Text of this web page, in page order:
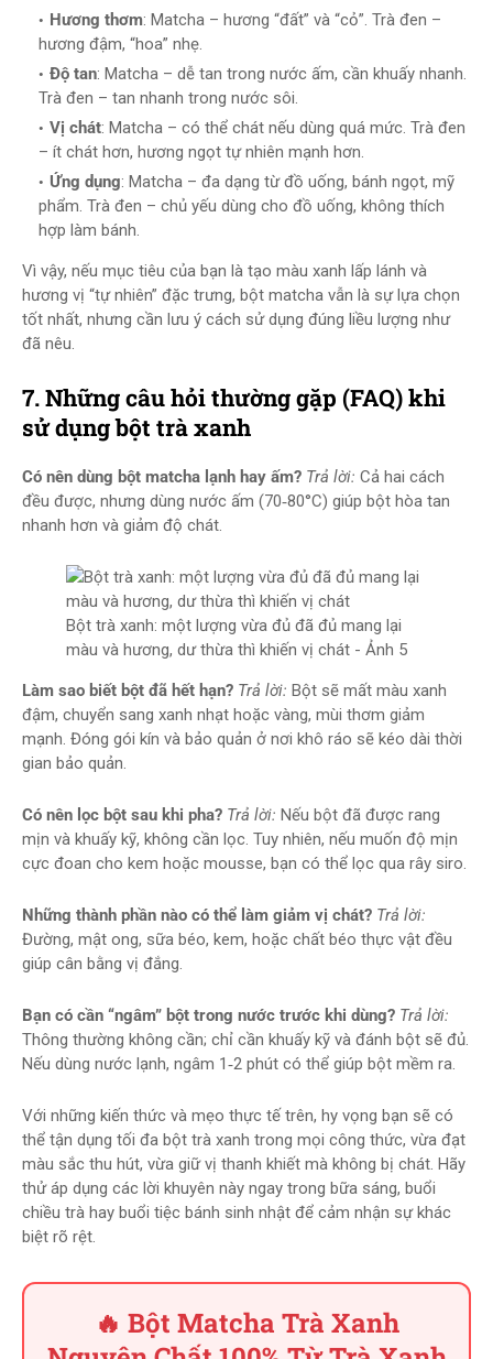
Hương thơm: Matcha – hương “đất” và “cỏ”. Trà đen –
hương đậm, “hoa” nhẹ.
Độ tan: Matcha – dễ tan trong nước ấm, cần khuấy nhanh.
Trà đen – tan nhanh trong nước sôi.
Vị chát: Matcha – có thể chát nếu dùng quá mức. Trà đen
– ít chát hơn, hương ngọt tự nhiên mạnh hơn.
Ứng dụng: Matcha – đa dạng từ đồ uống, bánh ngọt, mỹ
phẩm. Trà đen – chủ yếu dùng cho đồ uống, không thích
hợp làm bánh.
Vì vậy, nếu mục tiêu của bạn là tạo màu xanh lấp lánh và
hương vị “tự nhiên” đặc trưng, bột matcha vẫn là sự lựa chọn
tốt nhất, nhưng cần lưu ý cách sử dụng đúng liều lượng như
đã nêu.
7. Những câu hỏi thường gặp (FAQ) khi
sử dụng bột trà xanh
Có nên dùng bột matcha lạnh hay ấm? Trả lời: Cả hai cách
đều được, nhưng dùng nước ấm (70‑80°C) giúp bột hòa tan
nhanh hơn và giảm độ chát.
Bột trà xanh: một lượng vừa đủ đã đủ mang lại
màu và hương, dư thừa thì khiến vị chát - Ảnh 5
Làm sao biết bột đã hết hạn? Trả lời: Bột sẽ mất màu xanh
đậm, chuyển sang xanh nhạt hoặc vàng, mùi thơm giảm
mạnh. Đóng gói kín và bảo quản ở nơi khô ráo sẽ kéo dài thời
gian bảo quản.
Có nên lọc bột sau khi pha? Trả lời: Nếu bột đã được rang
mịn và khuấy kỹ, không cần lọc. Tuy nhiên, nếu muốn độ mịn
cực đoan cho kem hoặc mousse, bạn có thể lọc qua rây siro.
Những thành phần nào có thể làm giảm vị chát? Trả lời:
Đường, mật ong, sữa béo, kem, hoặc chất béo thực vật đều
giúp cân bằng vị đắng.
Bạn có cần “ngâm” bột trong nước trước khi dùng? Trả lời:
Thông thường không cần; chỉ cần khuấy kỹ và đánh bột sẽ đủ.
Nếu dùng nước lạnh, ngâm 1‑2 phút có thể giúp bột mềm ra.
Với những kiến thức và mẹo thực tế trên, hy vọng bạn sẽ có
thể tận dụng tối đa bột trà xanh trong mọi công thức, vừa đạt
màu sắc thu hút, vừa giữ vị thanh khiết mà không bị chát. Hãy
thử áp dụng các lời khuyên này ngay trong bữa sáng, buổi
chiều trà hay buổi tiệc bánh sinh nhật để cảm nhận sự khác
biệt rõ rệt.
🔥 Bột Matcha Trà Xanh